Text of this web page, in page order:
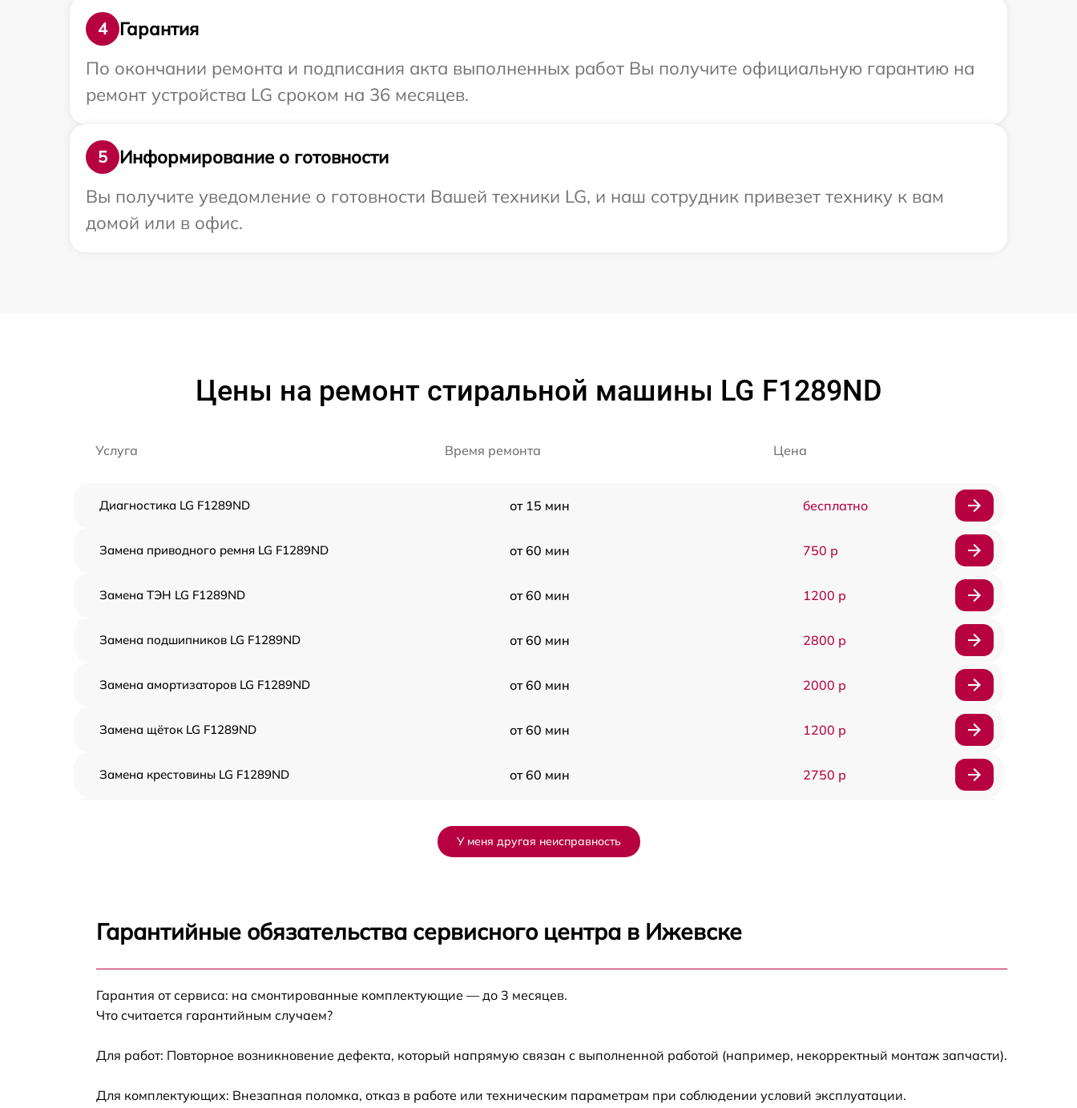
4
Гарантия
По окончании ремонта и подписания акта выполненных работ Вы получите официальную гарантию на
ремонт устройства LG сроком на 36 месяцев.
5
Информирование о готовности
Вы получите уведомление о готовности Вашей техники LG, и наш сотрудник привезет технику к вам
домой или в офис.
Цены на ремонт стиральной машины LG F1289ND
Услуга Время ремонта Цена
Диагностика LG F1289ND от 15 мин бесплатно
Замена приводного ремня LG F1289ND от 60 мин 750 р
Замена ТЭН LG F1289ND от 60 мин 1200 р
Замена подшипников LG F1289ND от 60 мин 2800 р
Замена амортизаторов LG F1289ND от 60 мин 2000 р
Замена щёток LG F1289ND от 60 мин 1200 р
Замена крестовины LG F1289ND от 60 мин 2750 р
Ремонт/замена датчика температуры LG
Замена УБЛ LG F1289ND от 60 мин
F1289ND
Замена сливного шланга LG F1289ND от 60 мин 1000 р
У меня другая неисправность
Гарантийные обязательства сервисного центра в Ижевске
Гарантия от сервиса: на смонтированные комплектующие — до 3 месяцев.
Что считается гарантийным случаем?
Для работ: Повторное возникновение дефекта, который напрямую связан с выполненной работой (например, некорректный монтаж запчасти).
Для комплектующих: Внезапная поломка, отказ в работе или техническим параметрам при соблюдении условий эксплуатации.